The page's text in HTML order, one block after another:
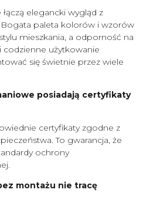
elegancki wygląd z
Bogata paleta kolorów i wzorów
mieszkania, a odporność na
codzienne użytkowanie
się świetnie przez wiele
posiadają certyfikaty
certyfikaty zgodne z
To gwarancja, że
ochrony
montażu nie tracę